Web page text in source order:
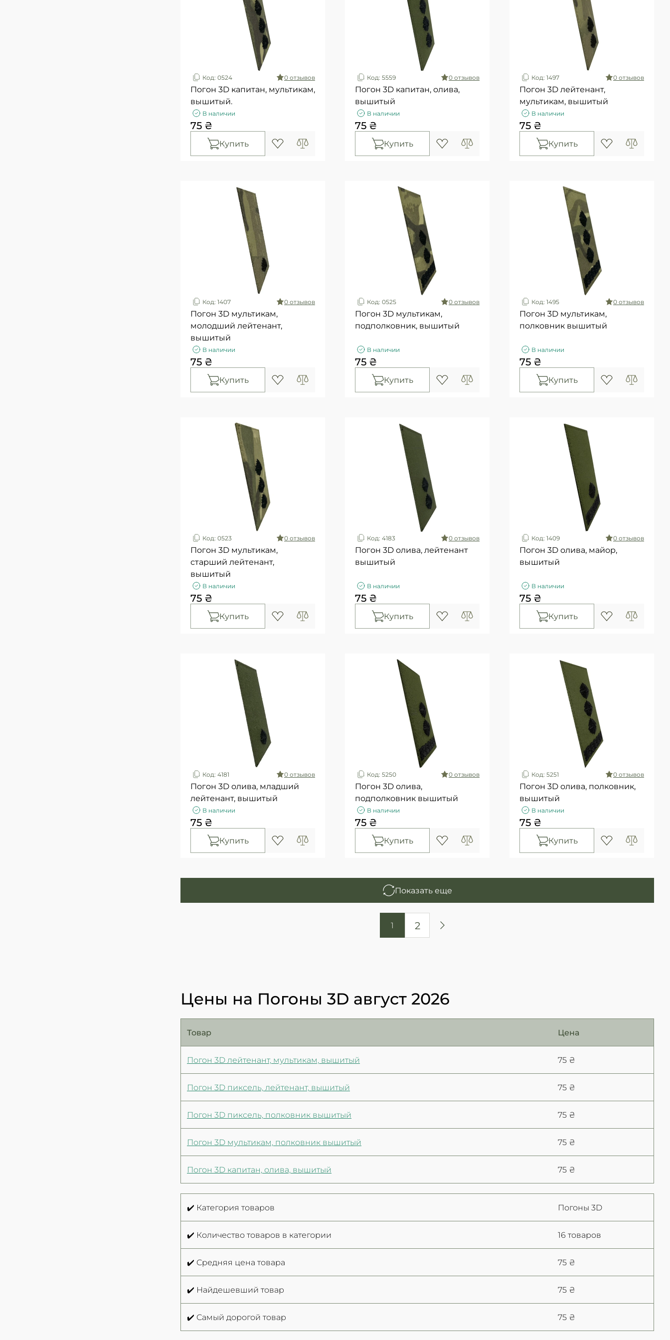
Код: 0524 0 отзывов
Погон 3D капитан, мультикам,
вышитый.
В наличии
75 ₴
Купить
Код: 5559 0 отзывов
Погон 3D капитан, олива,
вышитый
В наличии
75 ₴
Купить
Код: 1497 0 отзывов
Погон 3D лейтенант,
мультикам, вышитый
В наличии
75 ₴
Купить
Код: 1407 0 отзывов
Погон 3D мультикам,
молодший лейтенант,
вышитый
В наличии
75 ₴
Купить
Код: 0525 0 отзывов
Погон 3D мультикам,
подполковник, вышитый
В наличии
75 ₴
Купить
Код: 1495 0 отзывов
Погон 3D мультикам,
полковник вышитый
В наличии
75 ₴
Купить
Код: 0523 0 отзывов
Погон 3D мультикам,
старший лейтенант,
вышитый
В наличии
75 ₴
Купить
Код: 4183 0 отзывов
Погон 3D олива, лейтенант
вышитый
В наличии
75 ₴
Купить
Код: 1409 0 отзывов
Погон 3D олива, майор,
вышитый
В наличии
75 ₴
Купить
Код: 4181 0 отзывов
Погон 3D олива, младший
лейтенант, вышитый
В наличии
75 ₴
Купить
Код: 5250 0 отзывов
Погон 3D олива,
подполковник вышитый
В наличии
75 ₴
Купить
Код: 5251 0 отзывов
Погон 3D олива, полковник,
вышитый
В наличии
75 ₴
Купить
Показать еще
1 2
Цены на Погоны 3D август 2026
Товар Цена
Погон 3D лейтенант, мультикам, вышитый 75 ₴
Погон 3D пиксель, лейтенант, вышитый 75 ₴
Погон 3D пиксель, полковник вышитый 75 ₴
Погон 3D мультикам, полковник вышитый 75 ₴
Погон 3D капитан, олива, вышитый 75 ₴
✔️ Категория товаров Погоны 3D
✔️ Количество товаров в категории 16 товаров
✔️ Средняя цена товара 75 ₴
✔️ Найдешевший товар 75 ₴
✔️ Самый дорогой товар 75 ₴